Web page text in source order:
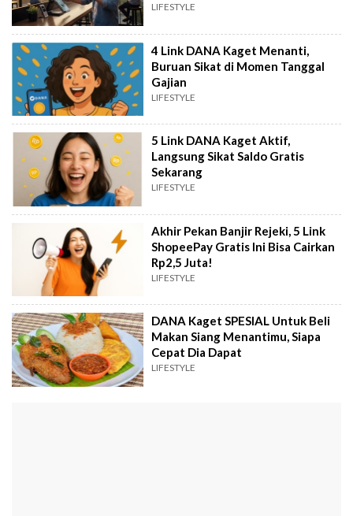
LIFESTYLE
4 Link DANA Kaget Menanti,
Buruan Sikat di Momen Tanggal
Gajian
LIFESTYLE
5 Link DANA Kaget Aktif,
Langsung Sikat Saldo Gratis
Sekarang
LIFESTYLE
Akhir Pekan Banjir Rejeki, 5 Link
ShopeePay Gratis Ini Bisa Cairkan
Rp2,5 Juta!
LIFESTYLE
DANA Kaget SPESIAL Untuk Beli
Makan Siang Menantimu, Siapa
Cepat Dia Dapat
LIFESTYLE